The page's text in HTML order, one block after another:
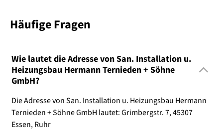
Häufige Fragen
Wie lautet die Adresse von San. Installation u.
Heizungsbau Hermann Ternieden + Söhne
GmbH?
Die Adresse von San. Installation u. Heizungsbau Hermann
Ternieden + Söhne GmbH lautet: Grimbergstr. 7, 45307
Essen, Ruhr